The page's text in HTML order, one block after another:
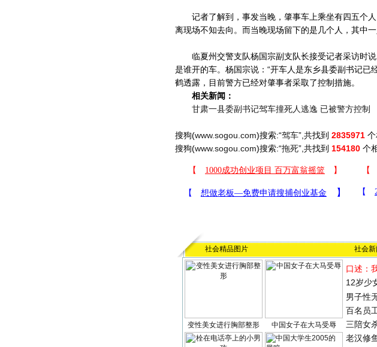
记者了解到，事发当晚，肇事车上乘坐有四五个人
离现场不知去向。而当晚现场留下的是几个人，其中一
临夏州交警支队杨国宗副支队长接受记者采访时说
是谁开的车。杨国宗说：“开车人是东乡县委副书记已
鹤透露，目前警方已经对肇事者采取了控制措施。
相关新闻：
甘肃一县委副书记驾车撞死人逃逸 已被警方控制
搜狗(www.sogou.com)搜索:“驾车”,共找到 2835971 个
搜狗(www.sogou.com)搜索:“拖死”,共找到 154180 个
社会精品图片 社会
变性美女进行胸部整形 中国女子在大马受辱
口述：
12岁少
男子性
百名员
三陪女
老汉修